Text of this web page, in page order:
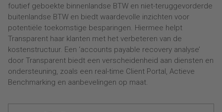
foutief geboekte binnenlandse BTW en niet-teruggevorderde
buitenlandse BTW en biedt waardevolle inzichten voor
potentiële toekomstige besparingen. Hiermee helpt
Transparent haar klanten met het verbeteren van de
kostenstructuur. Een ‘accounts payable recovery analyse’
door Transparent biedt een verscheidenheid aan diensten en
ondersteuning, zoals een real-time Client Portal, Actieve
Benchmarking en aanbevelingen op maat.